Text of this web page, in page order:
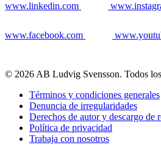
www.linkedin.com
www.facebook.com
© 2026 AB Ludvig Svensson. Todos los
Términos y condiciones generales
Denuncia de irregularidades
Derechos de autor y descargo de
Política de privacidad
Trabaja con nosotros